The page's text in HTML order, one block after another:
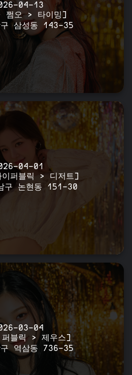
04-13
쩜오 > 타이밍]
구 삼성동 143-35
04-01
퍼블릭 > 디저트]
구 논현동 151-30
03-04
블릭 > 제우스]
구 역삼동 736-35